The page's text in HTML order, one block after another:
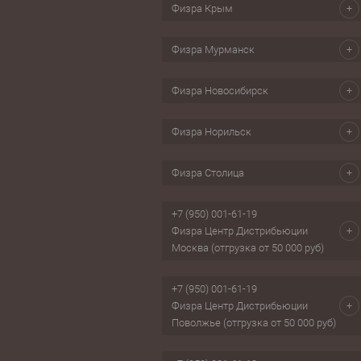
Физра Крым
Физра Мурманск
Физра Новосибирск
Физра Норильск
Физра Столица
+7 (950) 001-61-19
Физра Центр Дистрибьюции
Москва (отгрузка от 50 000 руб)
+7 (950) 001-61-19
Физра Центр Дистрибьюции
Поволжье (отгрузка от 50 000 руб)